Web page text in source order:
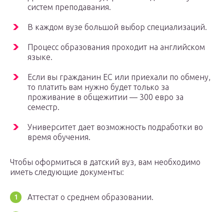
систем преподавания.
В каждом вузе большой выбор специализаций.
Процесс образования проходит на английском
языке.
Если вы гражданин ЕС или приехали по обмену,
то платить вам нужно будет только за
проживание в общежитии — 300 евро за
семестр.
Университет дает возможность подработки во
время обучения.
Чтобы оформиться в датский вуз, вам необходимо
иметь следующие документы:
Аттестат о среднем образовании.